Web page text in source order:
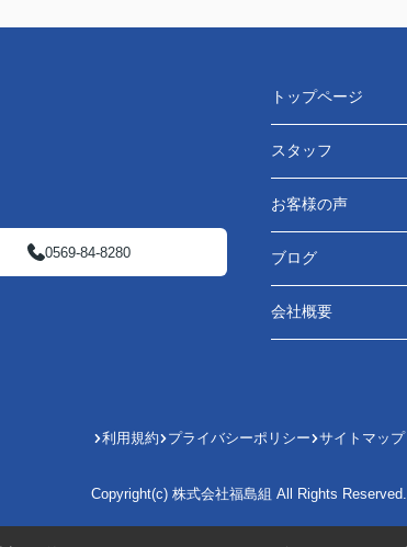
0569-84-8280
トップページ
スタッフ
お客様の声
ブログ
会社概要
利用規約 プライバシーポリシー サイトマップ
Copyright(c) 株式会社福島組 All Rights Reserved.